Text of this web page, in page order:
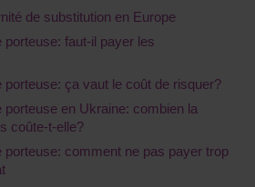
de substitution en Europe
porteuse: faut-il payer les
porteuse: ça vaut le coût de risquer?
porteuse en Ukraine: combien la
coûte-t-elle?
porteuse: comment ne pas payer trop